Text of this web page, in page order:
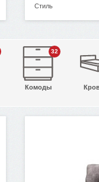
Стиль
32
Комоды